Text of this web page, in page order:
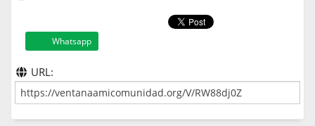
Whatsapp
URL: